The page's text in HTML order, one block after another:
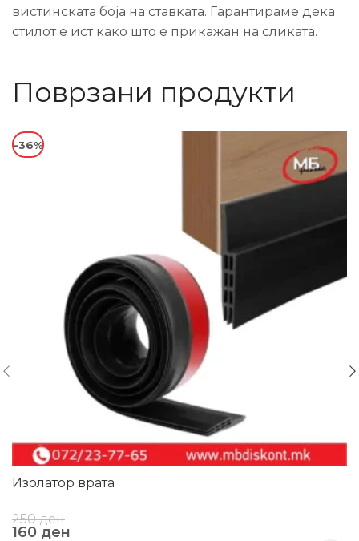
вистинската боја на ставката. Гарантираме дека
стилот е ист како што е прикажан на сликата.
Поврзани продукти
-36%
Изолатор врата
250ден
160 ден